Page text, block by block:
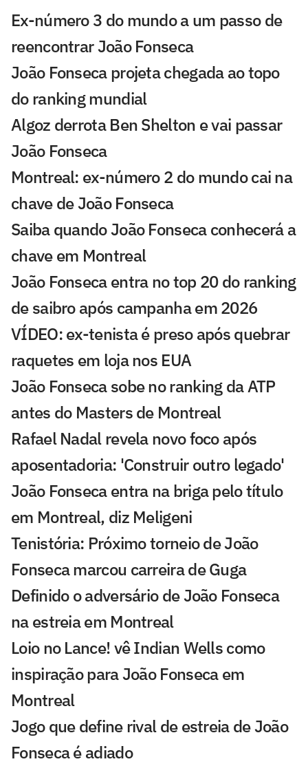
Ex-número 3 do mundo a um passo de
reencontrar João Fonseca
João Fonseca projeta chegada ao topo
do ranking mundial
Algoz derrota Ben Shelton e vai passar
João Fonseca
Montreal: ex-número 2 do mundo cai na
chave de João Fonseca
Saiba quando João Fonseca conhecerá a
chave em Montreal
João Fonseca entra no top 20 do ranking
de saibro após campanha em 2026
VÍDEO: ex-tenista é preso após quebrar
raquetes em loja nos EUA
João Fonseca sobe no ranking da ATP
antes do Masters de Montreal
Rafael Nadal revela novo foco após
aposentadoria: 'Construir outro legado'
João Fonseca entra na briga pelo título
em Montreal, diz Meligeni
Tenistória: Próximo torneio de João
Fonseca marcou carreira de Guga
Definido o adversário de João Fonseca
na estreia em Montreal
Loio no Lance! vê Indian Wells como
inspiração para João Fonseca em
Montreal
Jogo que define rival de estreia de João
Fonseca é adiado